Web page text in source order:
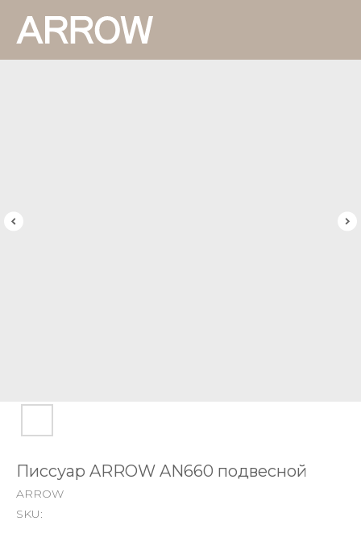
Писсуар ARROW AN660 подвесной
ARROW
SKU: